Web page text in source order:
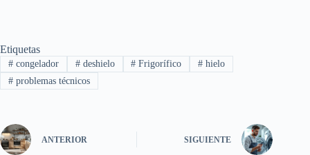
Etiquetas
#congelador #deshielo # Frigorífico # hielo
#problemas técnicos
ANTERIOR SIGUIENTE